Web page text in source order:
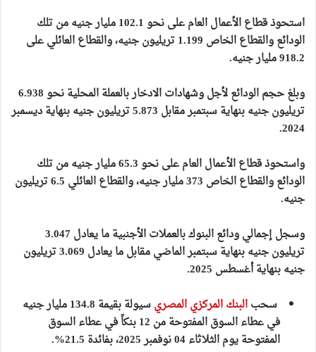
استحوذ قطاع الأعمال العام على نحو 102.1 مليار جنيه من تلك
الودائع والقطاع الخاص 1.199 تريليون جنيه، والقطاع العائلي على
918.2 مليار جنيه.
وبلغ حجم الودائع لأجل وشهادات الادخار بالعملة المحلية نحو 6.938
تريليون جنيه بنهاية سبتمبر مقابل 5.873 تريليون جنيه بنهاية ديسمبر
2024.
واستحوذ قطاع الأعمال العام على نحو 65.3 مليار جنيه من تلك
الودائع والقطاع الخاص 373 مليار جنيه، والقطاع العائلي 6.5 تريليون
جنيه.
وسجل إجمالي ودائع البنوك بالعملات الأجنبية ما يعادل 3.047
تريليون جنيه بنهاية سبتمبر الماضي مقابل ما يعادل 3.069 تريليون
جنيه بنهاية أغسطس 2025.
سحبالبنك المركزي المصري
سيولة بقيمة 134.8 مليار جنيه
في عطاء السوق المفتوحة من 12 بنكاً في عطاء السوق
المفتوحة يوم الثلاثاء 04 نوفمبر 2025، بفائدة 21.5%.